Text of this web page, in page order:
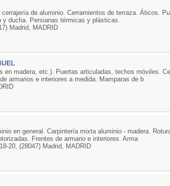
de aluminio. Cerramientos de terraza. Áticos.
y ducha. Persianas térmicas y plásticas.
Madrid, MADRID
en madera, etc.). Puertas articuladas, techos móviles.
armarios e interiores a medida. Mamparas de b
en general. Carpintería mixta aluminio - madera.
Frentes de armario e interiores. Arma
20, (28047) Madrid, MADRID